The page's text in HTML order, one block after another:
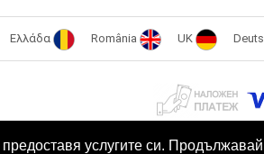
услугите си.
Ελλάδα România UK
Този сайт е собственост на